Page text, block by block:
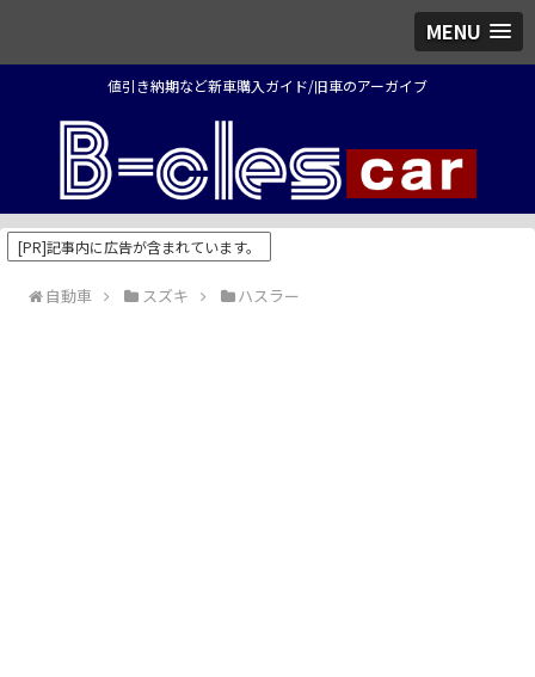
MENU
値引き納期など新車購入ガイド/旧車のアーガイブ
[PR]記事内に広告が含まれています。
自動車 スズキ ハスラー